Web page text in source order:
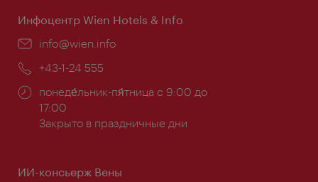
Инфоцентр Wien Hotels & Info
Эл.
info@wien.info
Телефон:
+43-1-24 555
Часы
работы:
понеде́льник-пя́тница с 9:00 до
17:00
Закрыто в праздничные дни
ИИ-консьерж Вены